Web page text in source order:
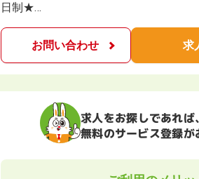
日制★…
お問い合わせ 求
求人をお探しであれば、
無料のサービス登録が